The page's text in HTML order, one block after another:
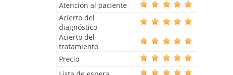
Atención al paciente
Acierto del
diagnóstico
Acierto del
tratamiento
Precio